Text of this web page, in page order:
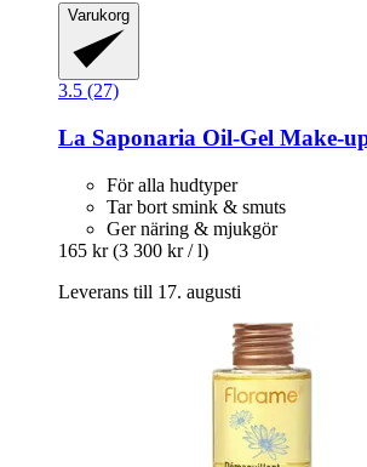
Varukorg
3.5 (27)
La Saponaria Oil-​Gel Make-​
För alla hudtyper
Tar bort smink & smuts
Ger näring & mjukgör
165 kr (3 300 kr / l)
Leverans till 17. augusti